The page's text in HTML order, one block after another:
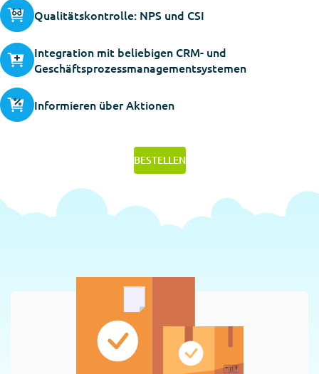
Qualitätskontrolle: NPS und CSI
Integration mit beliebigen CRM- und
Geschäftsprozessmanagementsystemen
Informieren über Aktionen
BESTELLEN